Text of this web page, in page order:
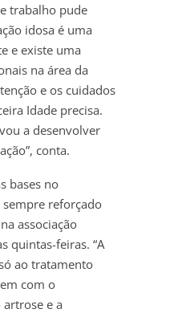
trabalho pude
idosa é uma
e existe uma
na área da
e os cuidados
Idade precisa.
a desenvolver
conta.
bases no
reforçado
associação
quintas-feiras. “A
ao tratamento
com o
e a